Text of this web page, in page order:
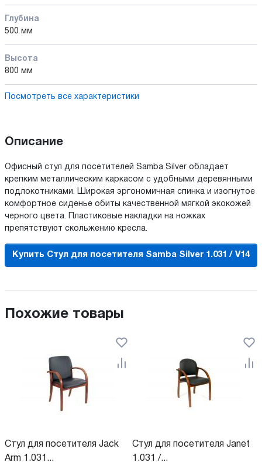
Глубина
500 мм
Высота
800 мм
Посмотреть все характеристики
Описание
Офисный стул для посетителей Samba Silver обладает
крепким металлическим каркасом с удобными деревянными
подлокотниками. Широкая эргономичная спинка и изогнутое
комфортное сиденье обиты качественной мягкой экокожей
черного цвета. Пластиковые накладки на ножках
препятствуют скольжению кресла.
Купить Стул для посетителя Samba Silver 1.031 / V14
Похожие товары
Стул для посетителя Jack
Arm 1.031...
Стул для посетителя Janet
1.031 /...